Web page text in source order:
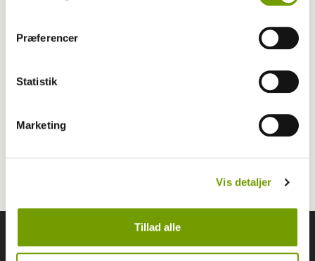
Præferencer
Statistik
Marketing
Vis detaljer
Tillad alle
Marie Fog
Annette Buur
Følg os